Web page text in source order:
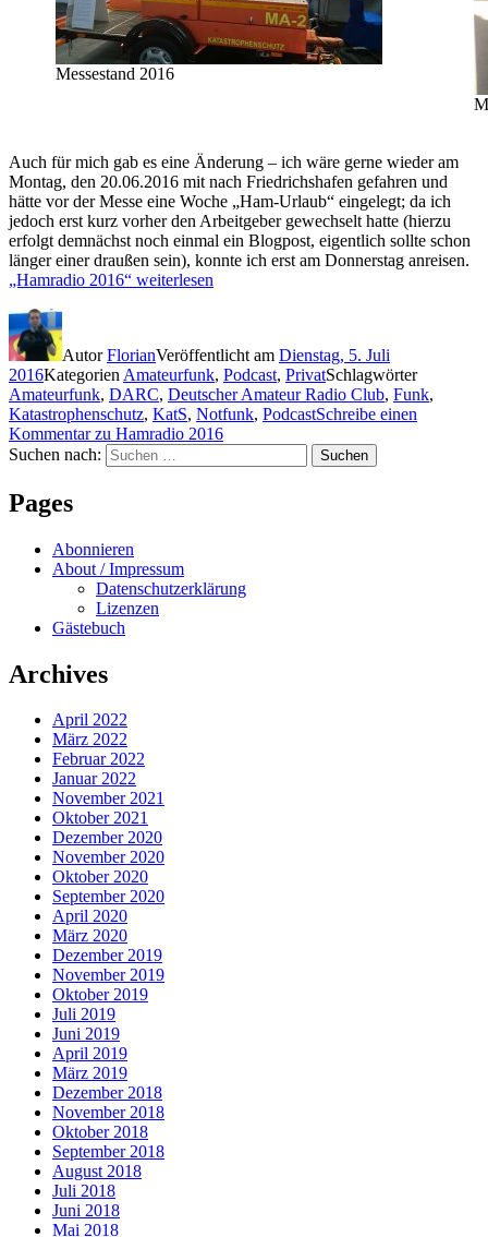
Messestand 2016
Auch für mich gab es eine Änderung – ich wäre gerne wieder am
Montag, den 20.06.2016 mit nach Friedrichshafen gefahren und
hätte vor der Messe eine Woche „Ham-Urlaub“ eingelegt; da ich
jedoch erst kurz vorher den Arbeitgeber gewechselt hatte (hierzu
erfolgt demnächst noch einmal ein Blogpost, eigentlich sollte schon
länger einer draußen sein), konnte ich erst am Donnerstag anreisen.
„Hamradio 2016“ weiterlesen
AutorFlorianVeröffentlicht am Dienstag, 5. Juli
2016Kategorien Amateurfunk, Podcast, PrivatSchlagwörter
Amateurfunk, DARC, Deutscher Amateur Radio Club, Funk,
Katastrophenschutz, KatS, Notfunk, PodcastSchreibe einen
Kommentarzu Hamradio 2016
Suchen nach:
Suchen
Pages
Abonnieren
About / Impressum
Datenschutzerklärung
Lizenzen
Gästebuch
Archives
April 2022
März 2022
Februar 2022
Januar 2022
November 2021
Oktober 2021
Dezember 2020
November 2020
Oktober 2020
September 2020
April 2020
März 2020
Dezember 2019
November 2019
Oktober 2019
Juli 2019
Juni 2019
April 2019
März 2019
Dezember 2018
November 2018
Oktober 2018
September 2018
August 2018
Juli 2018
Juni 2018
Mai 2018